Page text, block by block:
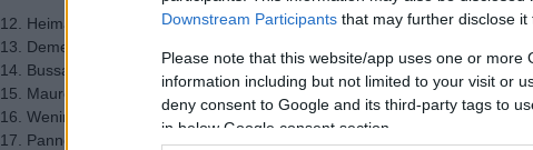
Downstream Participants that may further disclose it
Please note that this website/app uses one or
information including but not limited to your visit or
deny consent to Google and its third-party tags to
in below Google consent section.
12. Heimann Zoltán: 42
13. Demeter Zoltán: 41
14. Bussay László: 35
15. Maurer Oszkár: 32
16. Weninger Franz: 30
17. Pannonhalmi Apátság (Liptai Zsolt): 29